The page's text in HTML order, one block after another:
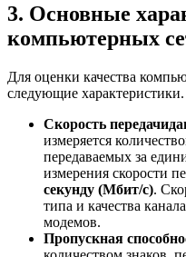
3. Основные
компьютерных
Для оценки качества
следующие характеристики.
Скорость передачи
измеряется
передаваемых за
измерения скорости
секунду (Мбит/с).
типа и качества
модемов.
Пропускная